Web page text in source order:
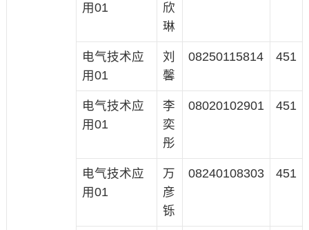
用01
欣
琳
电气技术应
用01
刘
馨
08250115814 451
电气技术应
用01
李
奕
彤
08020102901 451
电气技术应
用01
万
彦
铄
08240108303 451